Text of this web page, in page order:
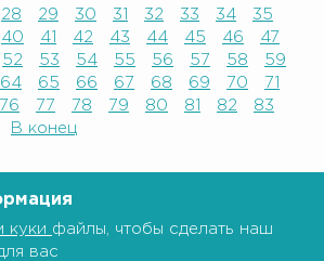
28 29 30 31 32 33 34
35
40 41 42 43 44 45 46
47
52 53 54 55 56 57 58
59
64 65 66 67 68 69 70
71
76 77 78 79 80 81 82
83
В конец
куки файлы, чтобы сделать наш
вас